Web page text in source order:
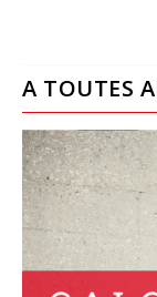
A TOUTES